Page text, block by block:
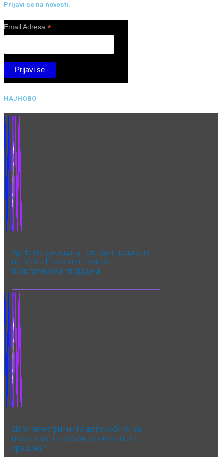
Prijavi se na novosti.
Email Adresa *
НАЈНОВО
Apple не сака да ја повтори грешката
на Meta: Паметните очила
пристигнуваат подоцна
Дали електричните автомобили се
навистина подобри за животната
средина?